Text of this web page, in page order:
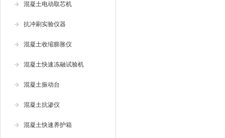
混凝土电动取芯机
抗冲刷实验仪器
混凝土收缩膨胀仪
混凝土快速冻融试验机
混凝土振动台
混凝土抗渗仪
混凝土快速养护箱